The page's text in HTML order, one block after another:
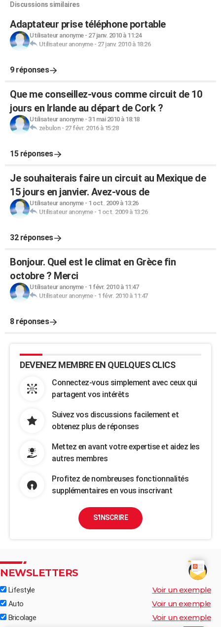
Discussions similaires
Adaptateur prise téléphone portable
Utilisateur anonyme- 27 janv. 2010 à 11:24
Utilisateur anonyme- 27 janv. 2010 à 18:26
9 réponses
Que me conseillez-vous comme circuit de 10
jours en Irlande au départ de Cork ?
Utilisateur anonyme- 31 mai 2010 à 18:18
zebulon- 27 févr. 2016 à 15:28
15 réponses
Je souhaiterais faire un circuit au Mexique de
15 jours en janvier. Avez-vous de
Utilisateur anonyme- 1 oct. 2009 à 13:26
Utilisateur anonyme- 1 oct. 2009 à 13:26
32 réponses
Bonjour. Quel est le climat en Grèce fin
octobre ? Merci
Utilisateur anonyme- 1 févr. 2010 à 11:47
Utilisateur anonyme- 1 févr. 2010 à 11:47
8 réponses
DEVENEZ MEMBRE EN QUELQUES CLICS
Connectez-vous simplement avec ceux qui
partagent vos intérêts
Suivez vos discussions facilement et
obtenez plus de réponses
Mettez en avant votre expertise et aidez les
autres membres
Profitez de nombreuses fonctionnalités
supplémentaires en vous inscrivant
S'INSCRIRE
NEWSLETTERS
Lifestyle Voir un exemple
Auto Voir un exemple
Bricolage Voir un exemple